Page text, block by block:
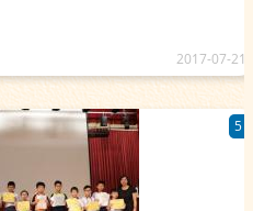
2017-07-21
5